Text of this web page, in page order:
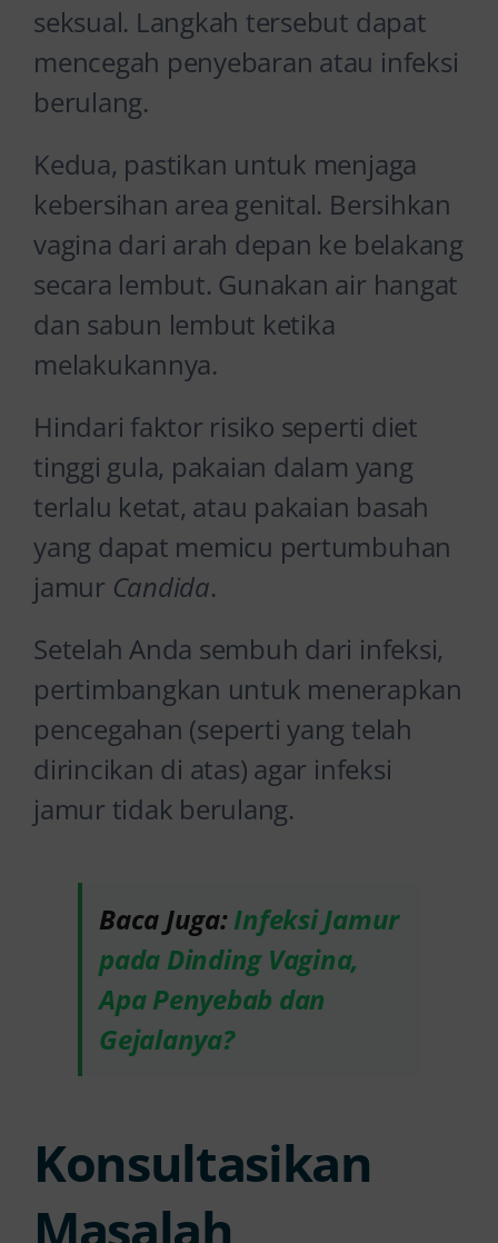
seksual. Langkah tersebut dapat
mencegah penyebaran atau infeksi
berulang.
Kedua, pastikan untuk menjaga
kebersihan area genital. Bersihkan
vagina dari arah depan ke belakang
secara lembut. Gunakan air hangat
dan sabun lembut ketika
melakukannya.
Hindari faktor risiko seperti diet
tinggi gula, pakaian dalam yang
terlalu ketat, atau pakaian basah
yang dapat memicu pertumbuhan
jamur Candida.
Setelah Anda sembuh dari infeksi,
pertimbangkan untuk menerapkan
pencegahan (seperti yang telah
dirincikan di atas) agar infeksi
jamur tidak berulang.
Baca Juga:Infeksi Jamur
pada Dinding Vagina,
Apa Penyebab dan
Gejalanya?
Konsultasikan
Masalah